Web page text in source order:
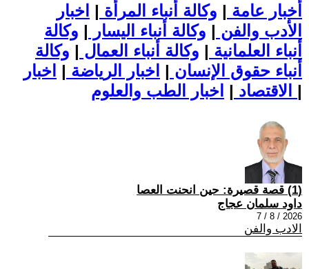
أخبار عامة | وكالة أنباء المرأة | اخبار
الأدب والفن | وكالة أنباء اليسار | وكالة
أنباء العلمانية | وكالة أنباء العمال | وكالة
أنباء حقوق الإنسان | اخبار الرياضة | اخبار
الاقتصاد | |
(1) قصة قصيرة: حين انحنت العصا
داود سلمان عجاج
2026 / 8 / 7
الادب والفن